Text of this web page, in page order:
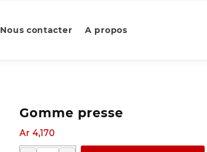
Nous contacter A propos
Gomme presse
Ar 4,170